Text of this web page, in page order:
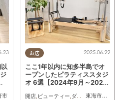
市
,おひとりさま, KURUTOHP
お店
東海市大府市
2025.06.22
ここ1年以内に知多半島でオ
ープンしたピラティススタジ
オ 6選【2024年9月～2025
年6月】
開店, ビューティー,ダイエット ,健康